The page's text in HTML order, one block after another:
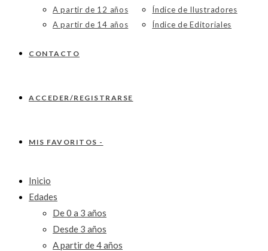
A partir de 12 años
A partir de 14 años
Índice de Ilustradores
Índice de Editoriales
CONTACTO
ACCEDER/REGISTRARSE
MIS FAVORITOS -
Inicio
Edades
De 0 a 3 años
Desde 3 años
A partir de 4 años